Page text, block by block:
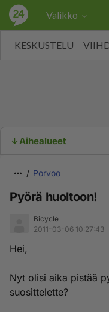
Valikko
KESKUSTELU
Aihealueet
Porvoo
Pyörä huoltoon!
Bicycle
2011-03-06 10:27:43
Hei,
Nyt olisi aika pistää
suosittelette?